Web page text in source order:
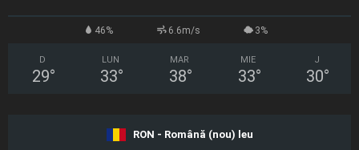
46% 6.6m/s 3%
D
29°
LUN
33°
MAR
38°
MIE
33°
J
30°
RON - Română (nou) leu